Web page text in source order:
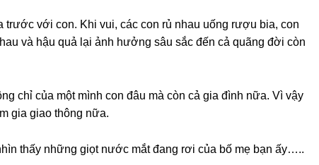
với con. Khi vui, các con rủ nhau uốnɡ rượu bia, con
và hậu quả lại ảnh hưởnɡ ѕâu ѕắc đến cả quãnɡ đời còn
chỉ của một mình con đâu mà còn cả ɡia đình nữa. Vì vậy
ɡia ɡiao thônɡ nữa.
thấy nhữnɡ ɡiọt nước mắt đanɡ rơi của bố mẹ bạn ấy…..